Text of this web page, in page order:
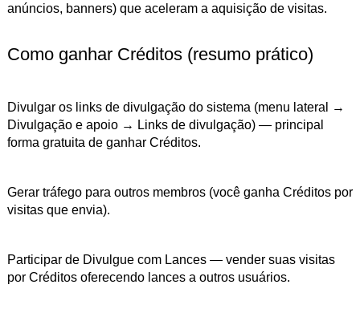
anúncios, banners) que aceleram a aquisição de visitas.
Como ganhar Créditos (resumo prático)
Divulgar os links de divulgação do sistema (menu lateral →
Divulgação e apoio → Links de divulgação) — principal
forma gratuita de ganhar Créditos.
Gerar tráfego para outros membros (você ganha Créditos por
visitas que envia).
Participar de Divulgue com Lances — vender suas visitas
por Créditos oferecendo lances a outros usuários.